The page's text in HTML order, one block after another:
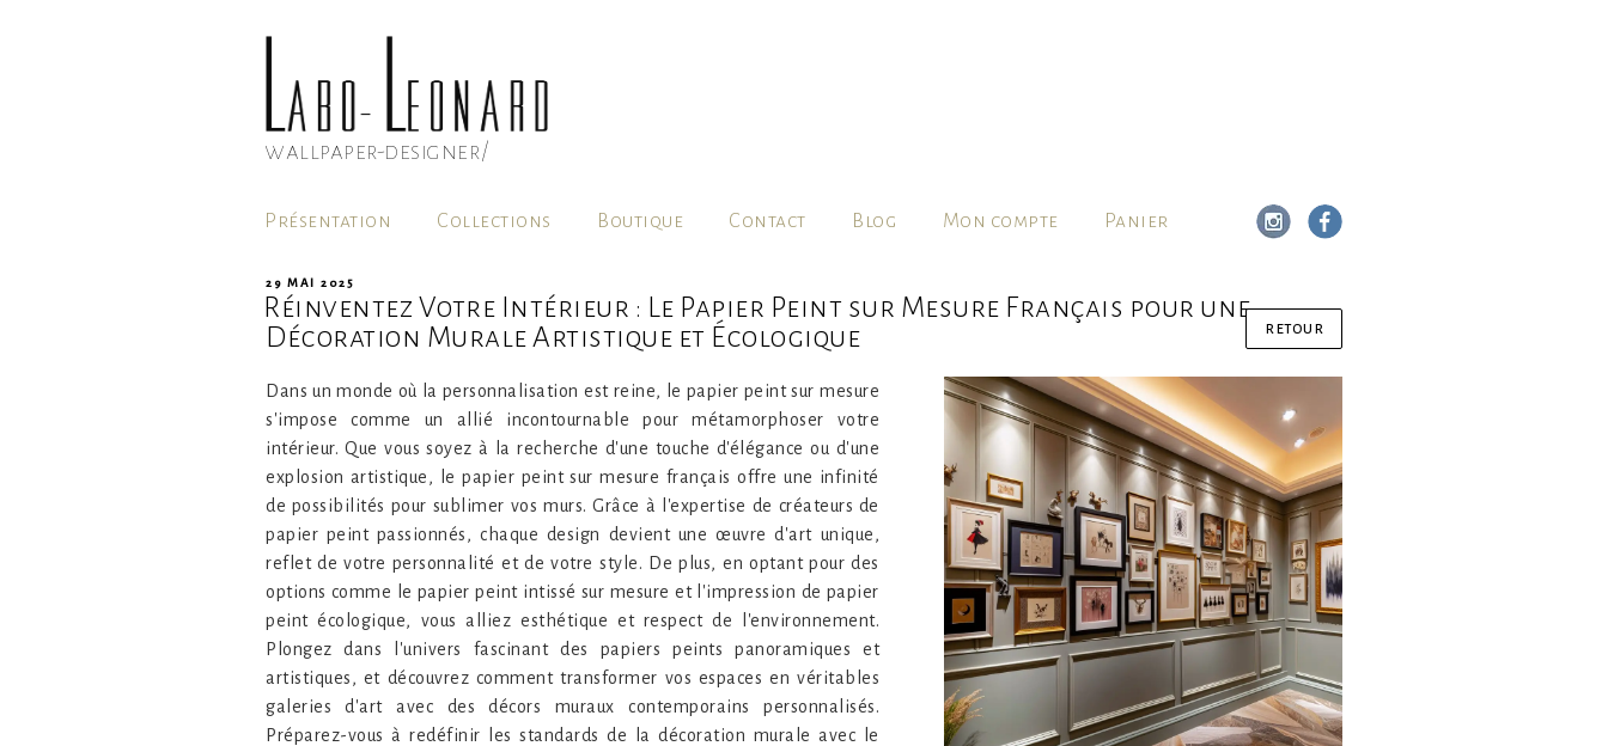
wallpaper-designer/
Présentation Collections Boutique Contact Blog Mon compte Panier
PUBLIÉ
LE
29 MAI 2025
Réinventez Votre Intérieur : Le Papier Peint sur Mesure Français pour une
Décoration Murale Artistique et Écologique
retour
Dans un monde où la personnalisation est reine, le papier peint sur mesure
s'impose comme un allié incontournable pour métamorphoser votre
intérieur. Que vous soyez à la recherche d'une touche d'élégance ou d'une
explosion artistique, le papier peint sur mesure français offre une infinité
de possibilités pour sublimer vos murs. Grâce à l'expertise de créateurs de
papier peint passionnés, chaque design devient une œuvre d'art unique,
reflet de votre personnalité et de votre style. De plus, en optant pour des
options comme le papier peint intissé sur mesure et l'impression de papier
peint écologique, vous alliez esthétique et respect de l'environnement.
Plongez dans l'univers fascinant des papiers peints panoramiques et
artistiques, et découvrez comment transformer vos espaces en véritables
galeries d'art avec des décors muraux contemporains personnalisés.
Préparez-vous à redéfinir les standards de la décoration murale avec le